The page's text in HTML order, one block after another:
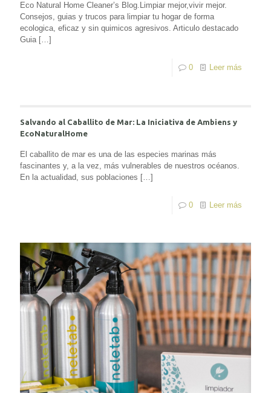
Eco Natural Home Cleaner’s Blog.Limpiar mejor,vivir mejor.
Consejos, guias y trucos para limpiar tu hogar de forma
ecologica, eficaz y sin quimicos agresivos. Articulo destacado
Guia[…]
0 Leer más
Salvando al Caballito de Mar: La Iniciativa de Ambiens y
EcoNaturalHome
El caballito de mar es una de las especies marinas más
fascinantes y, a la vez, más vulnerables de nuestros océanos.
En la actualidad, sus poblaciones […]
0 Leer más